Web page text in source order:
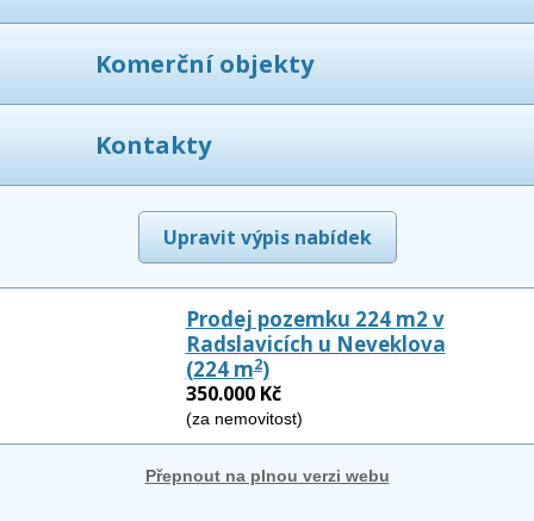
Komerční objekty
Kontakty
Upravit výpis nabídek
Prodej pozemku 224 m2 v
Radslavicích u Neveklova
(224 m2)
350.000 Kč
(za nemovitost)
Přepnout na plnou verzi webu